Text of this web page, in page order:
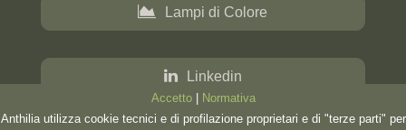
Lampi di Colore
Linkedin
Accetto|
Normativa
Anthilia utilizza cookie tecnici e di profilazione proprietari e di "terze parti" per